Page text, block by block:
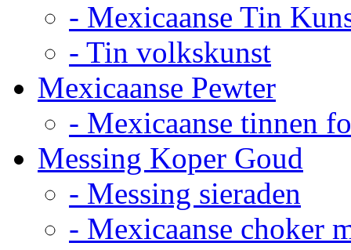
- Mexicaanse Tin
- Tin volkskunst
Mexicaanse Pewter
- Mexicaanse tinnen
Messing Koper Goud
- Messing sieraden
- Mexicaanse choker